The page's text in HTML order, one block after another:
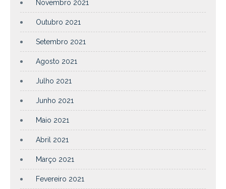
Novembro 2021
Outubro 2021
Setembro 2021
Agosto 2021
Julho 2021
Junho 2021
Maio 2021
Abril 2021
Março 2021
Fevereiro 2021